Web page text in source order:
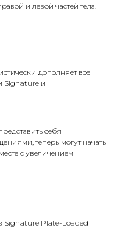
и левой частей тела.
дополняет все
Signature и
себя
теперь могут начать
с увеличением
Signature Plate-Loaded